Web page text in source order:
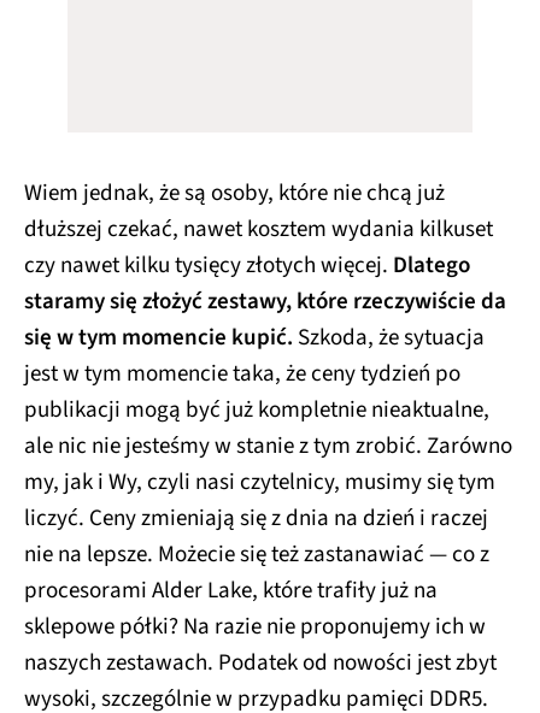
Wiem jednak, że są osoby, które nie chcą już
dłuższej czekać, nawet kosztem wydania kilkuset
czy nawet kilku tysięcy złotych więcej. Dlatego
staramy się złożyć zestawy, które rzeczywiście da
się w tym momencie kupić. Szkoda, że sytuacja
jest w tym momencie taka, że ceny tydzień po
publikacji mogą być już kompletnie nieaktualne,
ale nic nie jesteśmy w stanie z tym zrobić. Zarówno
my, jak i Wy, czyli nasi czytelnicy, musimy się tym
liczyć. Ceny zmieniają się z dnia na dzień i raczej
nie na lepsze. Możecie się też zastanawiać — co z
procesorami Alder Lake, które trafiły już na
sklepowe półki? Na razie nie proponujemy ich w
naszych zestawach. Podatek od nowości jest zbyt
wysoki, szczególnie w przypadku pamięci DDR5.